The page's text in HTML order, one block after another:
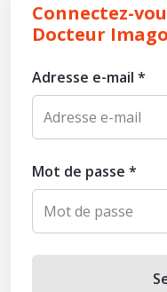
Connectez-
Docteur Imago
Adresse e-mail *
Mot de passe *